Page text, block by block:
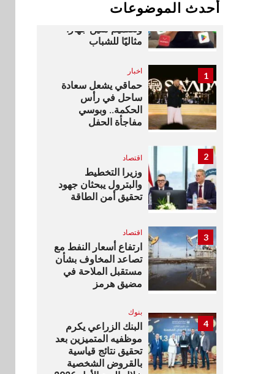
أحدث الموضوعات
Max بطارية ضخمة
وتصميم متين جهازًا
مثاليًا للشباب
1 اخبار
حماقي يشعل سعادة
ساحل في رأس
الحكمة.. وبوسي
مفاجأة الحفل
2 اقتصاد
وزيرا التخطيط
والبترول يبحثان جهود
تحقيق أمن الطاقة
3 اقتصاد
ارتفاع أسعار النفط مع
تصاعد المخاوف بشأن
مستقبل الملاحة في
مضيق هرمز
4
بنوك
البنك الزراعي يكرم
موظفيه المتميزين بعد
تحقيق نتائج قياسية
بالقروض الشخصية